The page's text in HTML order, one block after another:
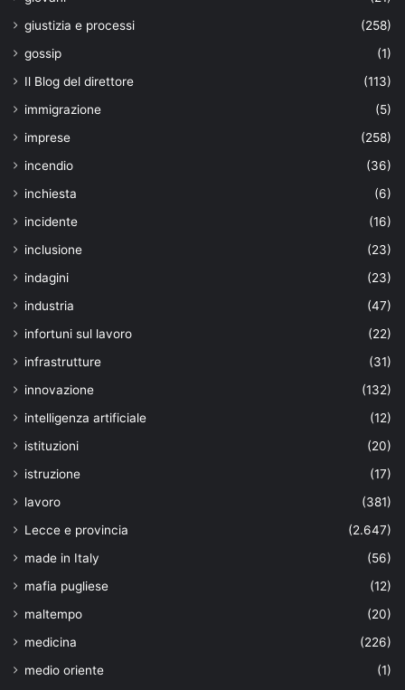
giustizia e processi
(258)
gossip
(1)
Il Blog del direttore
(113)
immigrazione
(5)
imprese
(258)
incendio
(36)
inchiesta
(6)
incidente
(16)
inclusione
(23)
indagini
(23)
industria
(47)
infortuni sul lavoro
(22)
infrastrutture
(31)
innovazione
(132)
intelligenza artificiale
(12)
istituzioni
(20)
istruzione
(17)
lavoro
(381)
Lecce e provincia
(2.647)
made in Italy
(56)
mafia pugliese
(12)
maltempo
(20)
medicina
(226)
medio oriente
(1)